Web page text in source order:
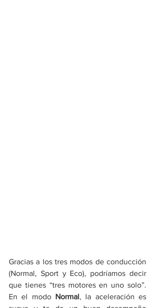
Gracias a los tres modos de conducción
(Normal, Sport y Eco), podríamos decir
que tienes “tres motores en uno solo”.
En el modo Normal, la aceleración es